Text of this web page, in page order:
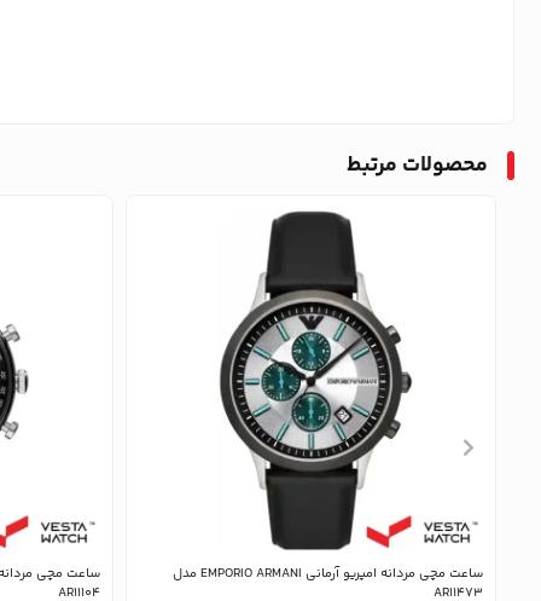
محصولات مرتبط
ساعت مچی مردانه امپریو آرمانی EMPORIO ARMANI مدل
AR11473
AR11104